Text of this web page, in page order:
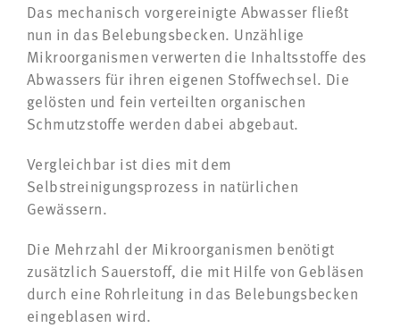
Das mechanisch vorgereinigte Abwasser fließt
nun in das Belebungsbecken. Unzählige
Mikroorganismen verwerten die Inhaltsstoffe des
Abwassers für ihren eigenen Stoffwechsel. Die
gelösten und fein verteilten organischen
Schmutzstoffe werden dabei abgebaut.
Vergleichbar ist dies mit dem
Selbstreinigungsprozess in natürlichen
Gewässern.
Die Mehrzahl der Mikroorganismen benötigt
zusätzlich Sauerstoff, die mit Hilfe von Gebläsen
durch eine Rohrleitung in das Belebungsbecken
eingeblasen wird.